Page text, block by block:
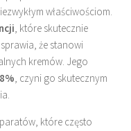
właściwościom.
, które skutecznie
że stanowi
kremów. Jego
, czyni go skutecznym
które często